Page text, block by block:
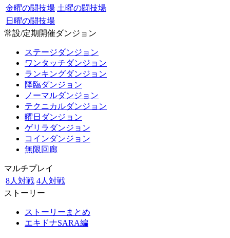
金曜の闘技場 土曜の闘技場
日曜の闘技場
常設/定期開催ダンジョン
ステージダンジョン
ワンタッチダンジョン
ランキングダンジョン
降臨ダンジョン
ノーマルダンジョン
テクニカルダンジョン
曜日ダンジョン
ゲリラダンジョン
コインダンジョン
無限回廊
マルチプレイ
8人対戦 4人対戦
ストーリー
ストーリーまとめ
エキドナSARA編